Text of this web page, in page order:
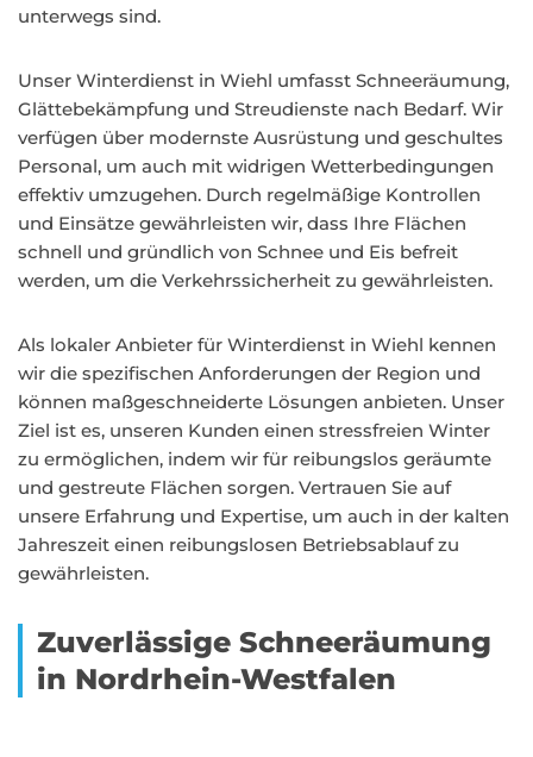
unterwegs sind.
Unser Winterdienst in Wiehl umfasst Schneeräumung,
Glättebekämpfung und Streudienste nach Bedarf. Wir
verfügen über modernste Ausrüstung und geschultes
Personal, um auch mit widrigen Wetterbedingungen
effektiv umzugehen. Durch regelmäßige Kontrollen
und Einsätze gewährleisten wir, dass Ihre Flächen
schnell und gründlich von Schnee und Eis befreit
werden, um die Verkehrssicherheit zu gewährleisten.
Als lokaler Anbieter für Winterdienst in Wiehl kennen
wir die spezifischen Anforderungen der Region und
können maßgeschneiderte Lösungen anbieten. Unser
Ziel ist es, unseren Kunden einen stressfreien Winter
zu ermöglichen, indem wir für reibungslos geräumte
und gestreute Flächen sorgen. Vertrauen Sie auf
unsere Erfahrung und Expertise, um auch in der kalten
Jahreszeit einen reibungslosen Betriebsablauf zu
gewährleisten.
Zuverlässige Schneeräumung
in Nordrhein-Westfalen